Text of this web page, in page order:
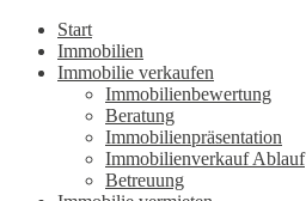
Start
Immobilien
Immobilie verkaufen
Immobilienbewertung
Beratung
Immobilienpräsentation
Immobilienverkauf Ablauf
Betreuung